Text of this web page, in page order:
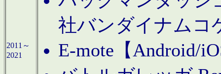
2011～
2021
社バンダイナムコ
E-mote【Android/